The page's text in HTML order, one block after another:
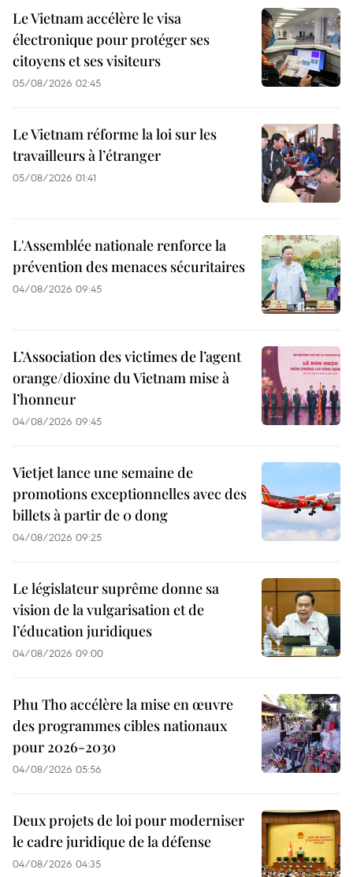
Le Vietnam accélère le visa
électronique pour protéger ses
citoyens et ses visiteurs
05/08/2026 02:45
Le Vietnam réforme la loi sur les
travailleurs à l’étranger
05/08/2026 01:41
L'Assemblée nationale renforce la
prévention des menaces sécuritaires
04/08/2026 09:45
L’Association des victimes de l’agent
orange/dioxine du Vietnam mise à
l’honneur
04/08/2026 09:45
Vietjet lance une semaine de
promotions exceptionnelles avec des
billets à partir de 0 dong
04/08/2026 09:25
Le législateur suprême donne sa
vision de la vulgarisation et de
l’éducation juridiques
04/08/2026 09:00
Phu Tho accélère la mise en œuvre
des programmes cibles nationaux
pour 2026-2030
04/08/2026 05:56
Deux projets de loi pour moderniser
le cadre juridique de la défense
04/08/2026 04:35